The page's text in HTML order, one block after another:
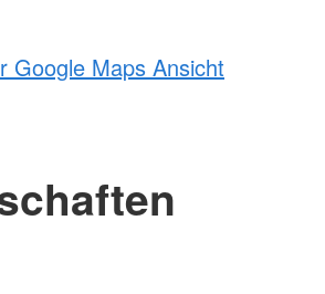
Google Maps Ansicht